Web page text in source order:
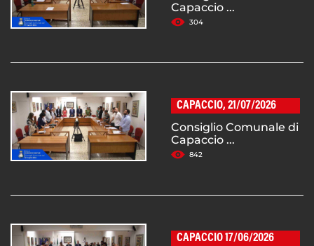
Capaccio ...
304
CAPACCIO, 21/07/2026
Consiglio Comunale di
Capaccio ...
842
CAPACCIO 17/06/2026